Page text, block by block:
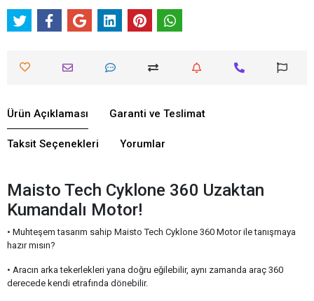
Ürün Açıklaması Garanti ve Teslimat
Taksit Seçenekleri Yorumlar
Maisto Tech Cyklone 360 Uzaktan
Kumandalı Motor!
• Muhteşem tasarım sahip Maisto Tech Cyklone 360 Motor ile tanışmaya
hazır mısın?
• Aracın arka tekerlekleri yana doğru eğilebilir, aynı zamanda araç 360
derecede kendi etrafında dönebilir.